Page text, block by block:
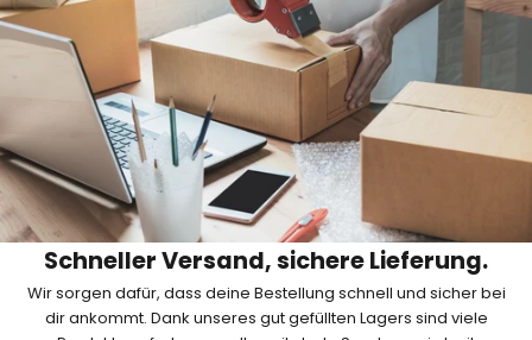
Schneller Versand, sichere Lieferung.
Wir sorgen dafür, dass deine Bestellung schnell und sicher bei
dir ankommt. Dank unseres gut gefüllten Lagers sind viele
J
t
z
t
a
b